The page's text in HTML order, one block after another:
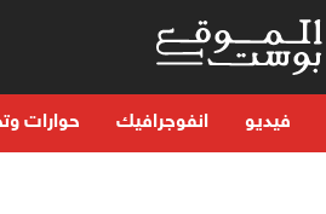
فيديو انفوجرافيك حوارات